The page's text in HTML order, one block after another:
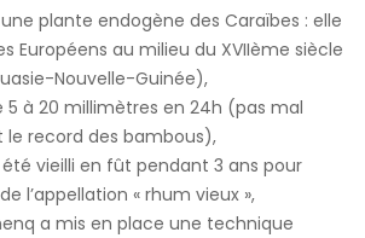
plante endogène des Caraïbes : elle
Européens au milieu du XVIIème siècle
Nouvelle-Guinée),
à 20 millimètres en 24h (pas mal
record des bambous),
vieilli en fût pendant 3 ans pour
l’appellation « rhum vieux »,
a mis en place une technique